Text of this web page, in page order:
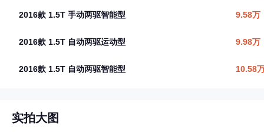
2016款 1.5T 手动两驱智能型 9.58万
2016款 1.5T 自动两驱运动型 9.98万
2016款 1.5T 自动两驱智能型 10.58
实拍大图